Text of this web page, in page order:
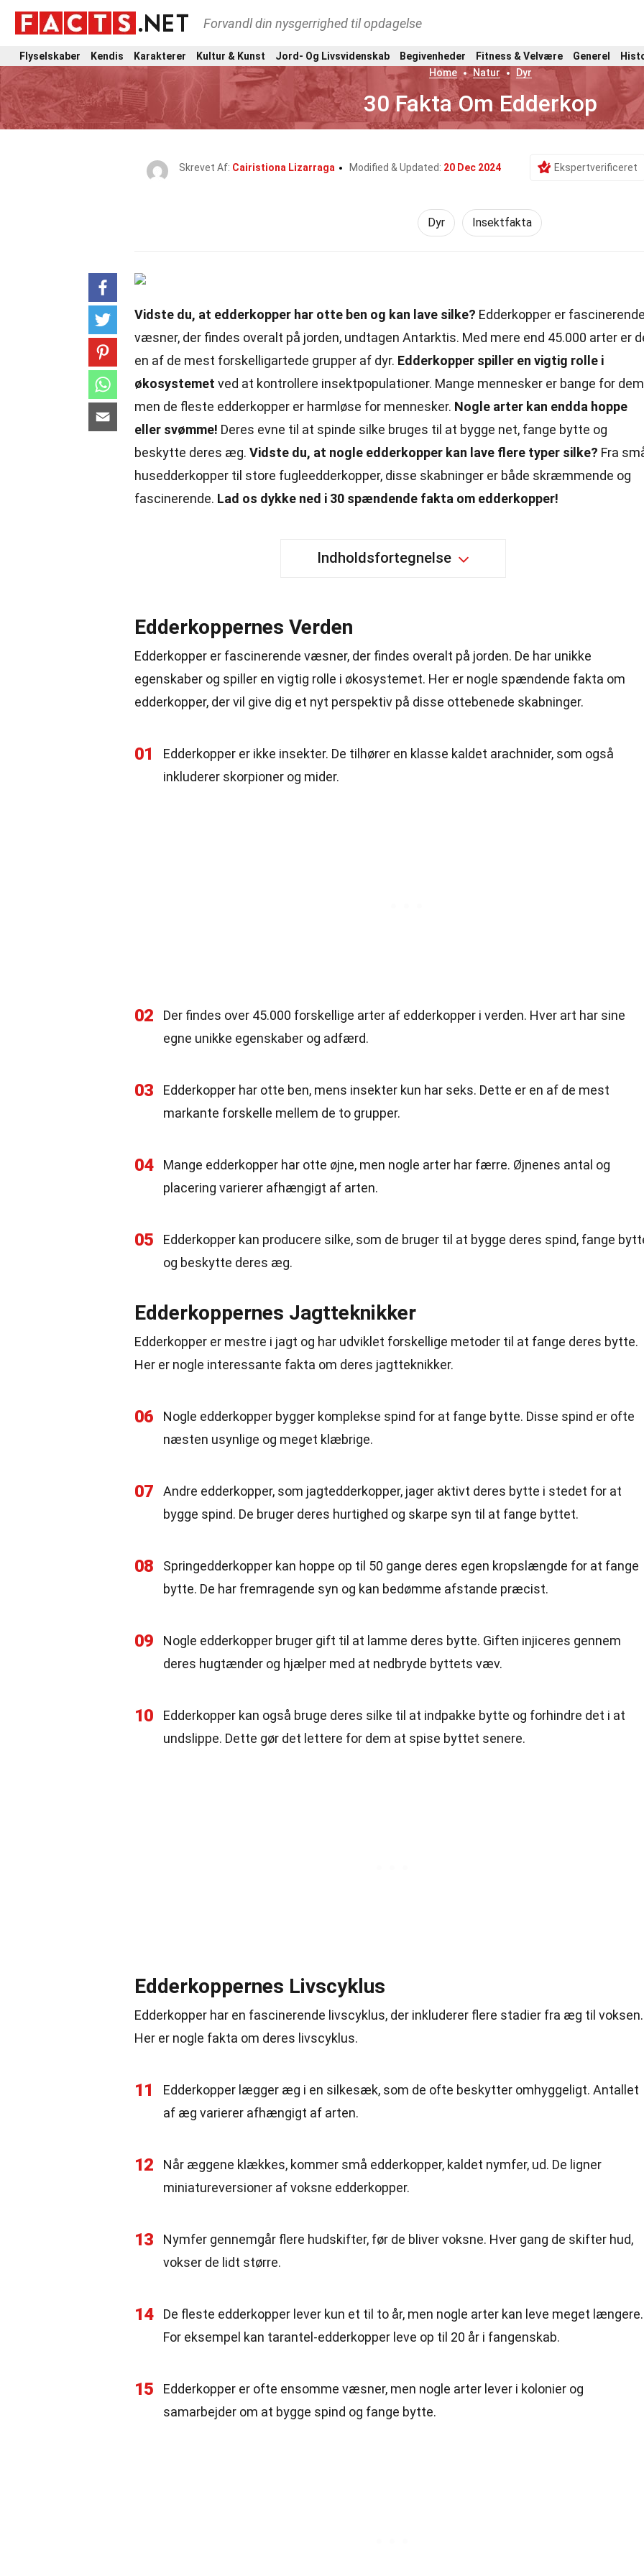
Forvandl din nysgerrighed til opdagelse
Flyselskaber Kendis Karakterer Kultur & Kunst Jord- Og Livsvidenskab Begivenheder Fitness & Velvære Generel
Home
Natur Dyr
30 Fakta Om Edderkop
Skrevet Af: Cairistiona Lizarraga Modified & Updated: 20 Dec 2024 Ekspertverificeret
Dyr Insektfakta
Vidste du, at edderkopper har otte ben og kan lave silke? Edderkopper er
væsner, der findes overalt på jorden, undtagen Antarktis. Med mere end 45.000 arter er
en af de mest forskelligartede grupper af dyr. Edderkopper spiller en vigtig rolle i
økosystemet ved at kontrollere insektpopulationer. Mange mennesker er bange for
men de fleste edderkopper er harmløse for mennesker. Nogle arter kan endda hoppe
eller svømme! Deres evne til at spinde silke bruges til at bygge net, fange bytte og
beskytte deres æg. Vidste du, at nogle edderkopper kan lave flere typer silke? Fra
husedderkopper til store fugleedderkopper, disse skabninger er både skræmmende og
fascinerende. Lad os dykke ned i 30 spændende fakta om edderkopper!
Indholdsfortegnelse
Edderkoppernes Verden
Edderkopper er fascinerende væsner, der findes overalt på jorden. De har unikke
egenskaber og spiller en vigtig rolle i økosystemet. Her er nogle spændende fakta om
edderkopper, der vil give dig et nyt perspektiv på disse ottebenede skabninger.
01
Edderkopper er ikke insekter. De tilhører en klasse kaldet arachnider, som også
inkluderer skorpioner og mider.
02
Der findes over 45.000 forskellige arter af edderkopper i verden. Hver art har sine
egne unikke egenskaber og adfærd.
03
Edderkopper har otte ben, mens insekter kun har seks. Dette er en af de mest
markante forskelle mellem de to grupper.
04
Mange edderkopper har otte øjne, men nogle arter har færre. Øjnenes antal og
placering varierer afhængigt af arten.
05
Edderkopper kan producere silke, som de bruger til at bygge deres spind, fange
og beskytte deres æg.
Edderkoppernes Jagtteknikker
Edderkopper er mestre i jagt og har udviklet forskellige metoder til at fange deres bytte.
Her er nogle interessante fakta om deres jagtteknikker.
06
Nogle edderkopper bygger komplekse spind for at fange bytte. Disse spind er ofte
næsten usynlige og meget klæbrige.
07
Andre edderkopper, som jagtedderkopper, jager aktivt deres bytte i stedet for at
bygge spind. De bruger deres hurtighed og skarpe syn til at fange byttet.
08
Springedderkopper kan hoppe op til 50 gange deres egen kropslængde for at fange
bytte. De har fremragende syn og kan bedømme afstande præcist.
09
Nogle edderkopper bruger gift til at lamme deres bytte. Giften injiceres gennem
deres hugtænder og hjælper med at nedbryde byttets væv.
10
Edderkopper kan også bruge deres silke til at indpakke bytte og forhindre det i at
undslippe. Dette gør det lettere for dem at spise byttet senere.
Edderkoppernes Livscyklus
Edderkopper har en fascinerende livscyklus, der inkluderer flere stadier fra æg til voksen.
Her er nogle fakta om deres livscyklus.
11
Edderkopper lægger æg i en silkesæk, som de ofte beskytter omhyggeligt. Antallet
af æg varierer afhængigt af arten.
12
Når æggene klækkes, kommer små edderkopper, kaldet nymfer, ud. De ligner
miniatureversioner af voksne edderkopper.
13
Nymfer gennemgår flere hudskifter, før de bliver voksne. Hver gang de skifter hud,
vokser de lidt større.
14
De fleste edderkopper lever kun et til to år, men nogle arter kan leve meget længere.
For eksempel kan tarantel-edderkopper leve op til 20 år i fangenskab.
15
Edderkopper er ofte ensomme væsner, men nogle arter lever i kolonier og
samarbejder om at bygge spind og fange bytte.